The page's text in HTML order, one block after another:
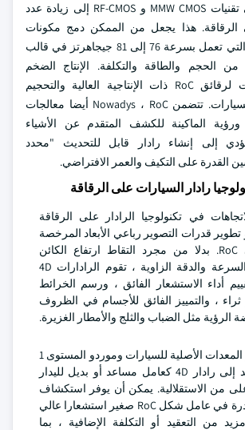
أدت التحسينات في تقنيات MMW CMOS و RF-CMOS إلى زيادة عدد
الرقاقة. هذا يجعل من الممكن دمج مكونات
رادارات mmWave التي تعمل بسرعة 76 إلى 81 جيجاهرتز في قالب
الحجم والطاقة والتكلفة. الإنتاج الضخم
الاقتصادي للسيارات لرقائق RoC ذات الإنتاجية العالية والتحجيم
الحافز لاستخدام السيارات. تتضمن Nowadys ، RoC أيضا معالجات
ورؤية الماكينة للكشف المتقدم عن الأشياء
إلى إنشاء رادار قابل للتحديث "محدد
القدرة على التكيف والعمر الافتراضي.
رادار السيارات على الرقاقة
في تكنولوجيا الرادار على الرقاقة
قدرات التصوير رباعي الأبعاد المرخصة
مباشرة في RoC. بدلا من مجرد التقاط ارتفاع الكائن
والمسافة والسرعة والدقة الزاوية ، تقوم الرادارات 4D
أداء الاستشعار الفائق ، ورسم الخرائط
ثراء ، والتمييز الفائق للأجسام في الظروف
الرؤية مثل الضباب والثلج والأمطار الغزيرة.
ينظر مصنعو المعدات الأصلية للسيارات وموردو المستوى 1
بشكل متزايد إلى رادار 4D كعامل مساعد أو بديل لليدار
من الاستقلالية. يمكن أن يوفر استكشاف
دمج هذه القدرة في عامل شكل RoC صغير استشعارا عالي
من التعقيد أو التكلفة الإضافية ، بما